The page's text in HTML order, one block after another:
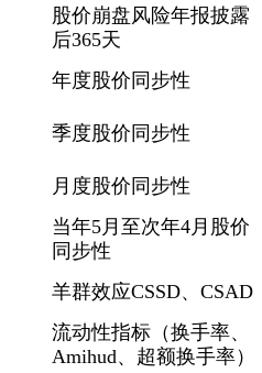
股价崩盘风险年报披露
后365天
年度股价同步性
季度股价同步性
月度股价同步性
当年5月至次年4月股价
同步性
羊群效应CSSD、CSAD
流动性指标（换手率、
Amihud、超额换手率）